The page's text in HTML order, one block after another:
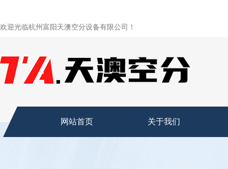
欢迎光临杭州富阳天澳空分设备有限公司！
网站首页 关于我们